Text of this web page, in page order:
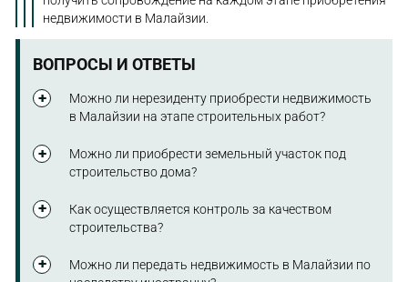
недвижимости в Малайзии.
ВОПРОСЫ И ОТВЕТЫ
Можно ли нерезиденту приобрести недвижимость
в Малайзии на этапе строительных работ?
(Housing Development Act) и соответствует порогам
стоимости для иностранцев. Покупка возможна
Можно ли приобрести земельный участок под
строительство дома?
сельскохозяйственных земель или зарезервирован
для Bumiputera. Доступ к земельным участкам
Как осуществляется контроль за качеством
строительства?
Объекты должны проходить проверку и получать
Можно ли передать недвижимость в Малайзии по